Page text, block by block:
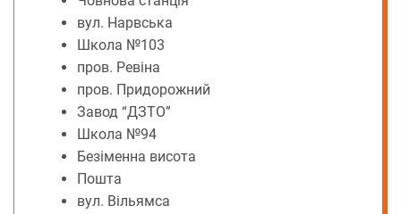
вул. Нарвська
Школа №103
пров. Ревіна
пров. Придорожний
Завод “ДЗТО”
Школа №94
Безіменна висота
Пошта
вул. Вільямса